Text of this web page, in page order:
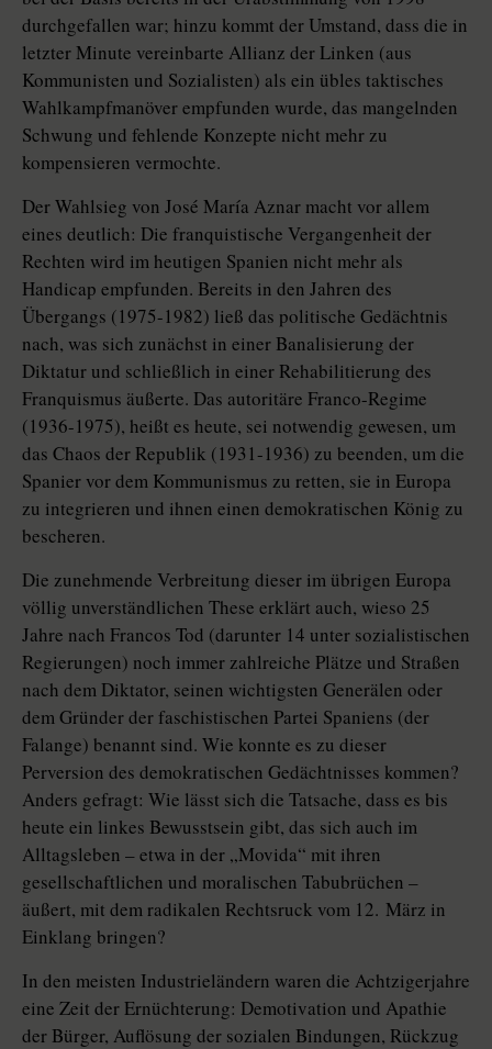
durchgefallen war; hinzu kommt der Umstand, dass die in
letzter Minute vereinbarte Allianz der Linken (aus
Kommunisten und Sozialisten) als ein übles taktisches
Wahlkampfmanöver empfunden wurde, das mangelnden
Schwung und fehlende Konzepte nicht mehr zu
kompensieren vermochte.
Der Wahlsieg von José María Aznar macht vor allem
eines deutlich: Die franquistische Vergangenheit der
Rechten wird im heutigen Spanien nicht mehr als
Handicap empfunden. Bereits in den Jahren des
Übergangs (1975-1982) ließ das politische Gedächtnis
nach, was sich zunächst in einer Banalisierung der
Diktatur und schließlich in einer Rehabilitierung des
Franquismus äußerte. Das autoritäre Franco-Regime
(1936-1975), heißt es heute, sei notwendig gewesen, um
das Chaos der Republik (1931-1936) zu beenden, um die
Spanier vor dem Kommunismus zu retten, sie in Europa
zu integrieren und ihnen einen demokratischen König zu
bescheren.
Die zunehmende Verbreitung dieser im übrigen Europa
völlig unverständlichen These erklärt auch, wieso 25
Jahre nach Francos Tod (darunter 14 unter sozialistischen
Regierungen) noch immer zahlreiche Plätze und Straßen
nach dem Diktator, seinen wichtigsten Generälen oder
dem Gründer der faschistischen Partei Spaniens (der
Falange) benannt sind. Wie konnte es zu dieser
Perversion des demokratischen Gedächtnisses kommen?
Anders gefragt: Wie lässt sich die Tatsache, dass es bis
heute ein linkes Bewusstsein gibt, das sich auch im
Alltagsleben – etwa in der „Movida“ mit ihren
gesellschaftlichen und moralischen Tabubrüchen –
äußert, mit dem radikalen Rechtsruck vom 12. März in
Einklang bringen?
In den meisten Industrieländern waren die Achtzigerjahre
eine Zeit der Ernüchterung: Demotivation und Apathie
der Bürger, Auflösung der sozialen Bindungen, Rückzug